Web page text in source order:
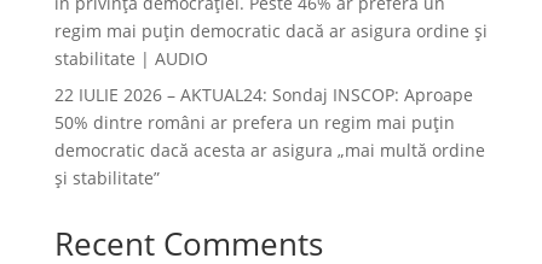
regim mai puțin democratic dacă ar asigura ordine și
stabilitate | AUDIO
22 IULIE 2026 – AKTUAL24: Sondaj INSCOP: Aproape
50% dintre români ar prefera un regim mai puțin
democratic dacă acesta ar asigura „mai multă ordine
și stabilitate”
Recent Comments